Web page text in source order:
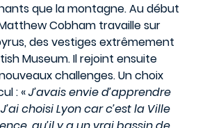
que la montagne. Au début
Cobham travaille sur
des vestiges extrêmement
Museum. Il rejoint ensuite
challenges. Un choix
: «J’avais envie d’apprendre
choisi Lyon car c’est la Ville